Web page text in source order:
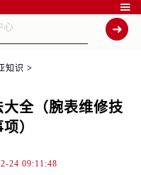

知识 >
全（腕表维修技
）
24 09:11:48